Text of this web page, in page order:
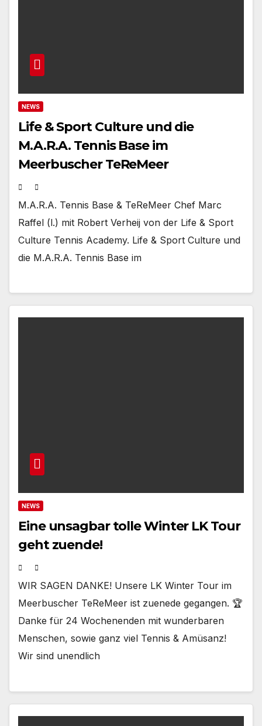
NEWS
Life & Sport Culture und die
M.A.R.A. Tennis Base im
Meerbuscher TeReMeer
M.A.R.A. Tennis Base & TeReMeer Chef Marc
Raffel (l.) mit Robert Verheij von der Life & Sport
Culture Tennis Academy. Life & Sport Culture und
die M.A.R.A. Tennis Base im
NEWS
Eine unsagbar tolle Winter LK Tour
geht zuende!
WIR SAGEN DANKE! Unsere LK Winter Tour im
Meerbuscher TeReMeer ist zuenede gegangen. 🏆
Danke für 24 Wochenenden mit wunderbaren
Menschen, sowie ganz viel Tennis & Amüsanz!
Wir sind unendlich